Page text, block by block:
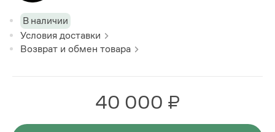
В наличии
Условия доставки
Возврат и обмен товара
40 000 ₽